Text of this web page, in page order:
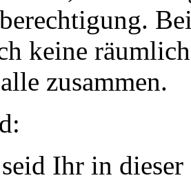
keine
zusammen.
Ihr in